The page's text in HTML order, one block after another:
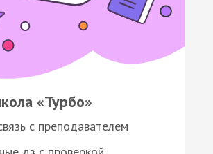
«Турбо»
с преподавателем